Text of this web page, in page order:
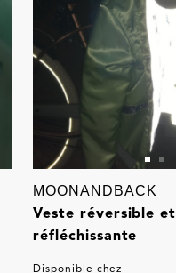
MOONANDBACK
Veste réversible et
réfléchissante
Disponible chez